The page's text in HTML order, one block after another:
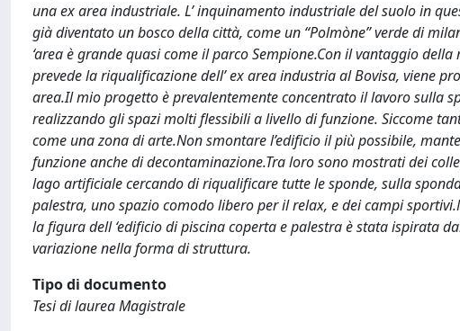
una ex area industriale. L’ inquinamento industriale del suolo in
già diventato un bosco della città, come un “Polmòne” verde di
‘area è grande quasi come il parco Sempione.Con il vantaggio
prevede la riqualificazione dell’ ex area industria al Bovisa, viene
area.Il mio progetto è prevalentemente concentrato il lavoro sulla
realizzando gli spazi molti flessibili a livello di funzione. Siccome
come una zona di arte.Non smontare l’edificio il più possibile,
funzione anche di decontaminazione.Tra loro sono mostrati dei
lago artificiale cercando di riqualificare tutte le sponde, sulla
palestra, uno spazio comodo libero per il relax, e dei campi
la figura dell ‘edificio di piscina coperta e palestra è stata ispirata
variazione nella forma di struttura.
Tipo di documento
Tesi di laurea Magistrale